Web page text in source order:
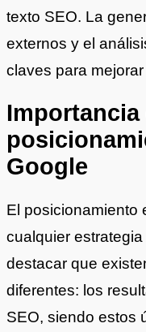
texto SEO. La
externos y el
claves para
Importancia
Google
El posicionamiento
cualquier
destacar que
diferentes: los
SEO, siendo estos